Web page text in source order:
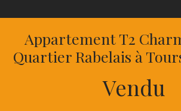
Appartement T2
Quartier Rabelais à
Vendu